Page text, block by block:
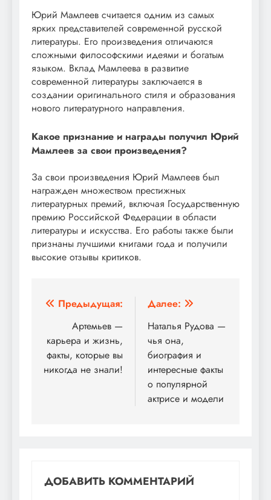
Юрий Мамлеев считается одним из самых
ярких представителей современной русской
литературы. Его произведения отличаются
сложными философскими идеями и богатым
языком. Вклад Мамлеева в развитие
современной литературы заключается в
создании оригинального стиля и образования
нового литературного направления.
Какое признание и награды получил Юрий
Мамлеев за свои произведения?
За свои произведения Юрий Мамлеев был
награжден множеством престижных
литературных премий, включая Государственную
премию Российской Федерации в области
литературы и искусства. Его работы также были
признаны лучшими книгами года и получили
высокие отзывы критиков.
Навигация
записям
Предыдущая:
Артемьев —
карьера и жизнь,
факты, которые вы
никогда не знали!
Далее:
Наталья Рудова —
чья она,
биография и
интересные факты
о популярной
актрисе и модели
ДОБАВИТЬ КОММЕНТАРИЙ